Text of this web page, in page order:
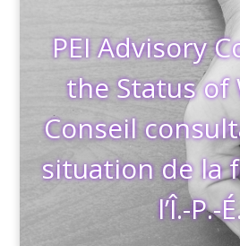
PEI Advisory
the Status of
Conseil
situation de la
l’Î.-P.-